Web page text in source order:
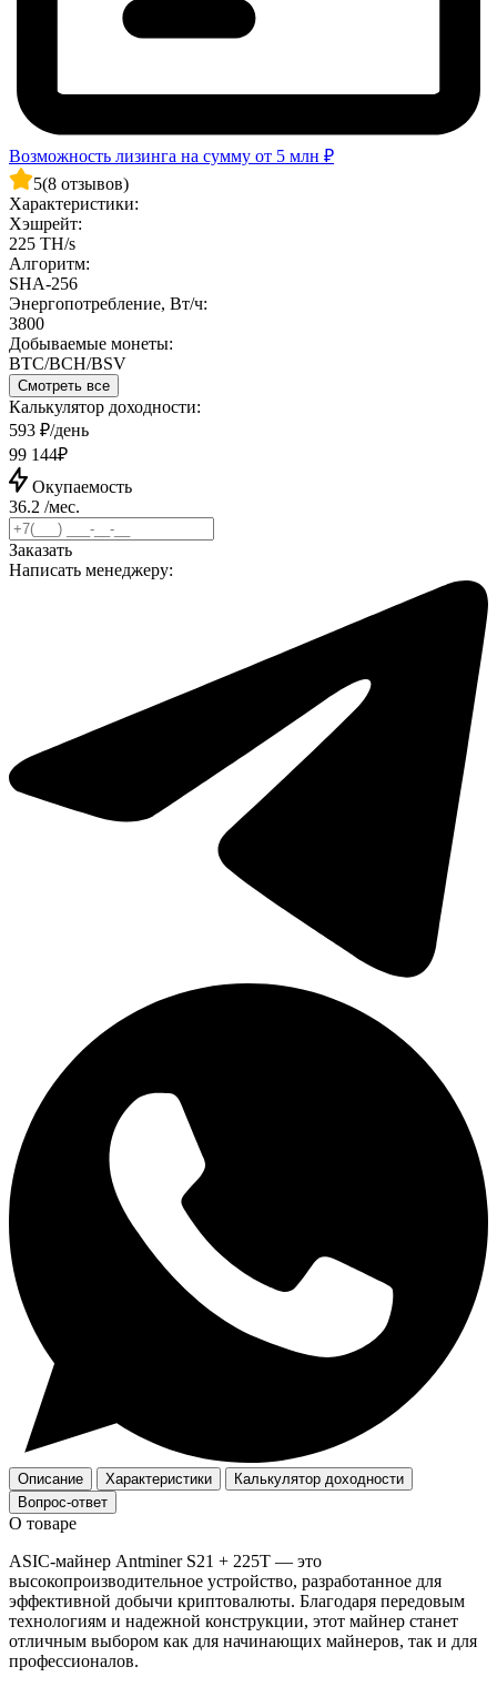
Возможность лизинга на сумму от 5 млн ₽
5(8 отзывов)
Характеристики:
Хэшрейт:
225 TH/s
Алгоритм:
SHA-256
Энергопотребление, Вт/ч:
3800
Добываемые монеты:
BTC/BCH/BSV
Смотреть все
Калькулятор доходности:
593 ₽/день
99 144₽
Окупаемость
36.2 /мес.
Заказать
Написать менеджеру:
Описание Характеристики
Калькулятор доходности
Вопрос-ответ
О товаре
ASIC-майнер Antminer S21 + 225T — это
высокопроизводительное устройство, разработанное для
эффективной добычи криптовалюты. Благодаря передовым
технологиям и надежной конструкции, этот майнер станет
отличным выбором как для начинающих майнеров, так и для
профессионалов.